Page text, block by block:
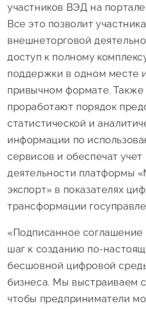
О центре
Календарь
мероприятий для
Поддержка центра
Истории успеха
Центр инноваций
социальной сферы
О центре
Поддержка центра
Календарь
мероприятий для
предпринимателей
Истории успеха
Проекты
Оказание услуг в
социальной сфере
О центре
Проекты
Поддержка центра
Центр инновационно-
технологического и
креативного
О центре
Обучающие
мероприятия
Проекты
Онлайн-витрина
Экскурсии на
производства
Нормативные
документы
Центр поддержки экспорта
Справочник
предпринимателя
Организации,
предоставляющие
Интерактивные сервисы
участников ВЭД на портале
Все это позволит
внешнеторговой
доступ к полному
поддержки в одном месте
привычном формате. Также
проработают порядок
статистической и
информации по
сервисов и обеспечат учет
деятельности платформы
экспорт» в показателях
трансформации
«Подписанное
шаг к созданию
бесшовной цифровой
бизнеса. Мы выстраиваем
чтобы предприниматели